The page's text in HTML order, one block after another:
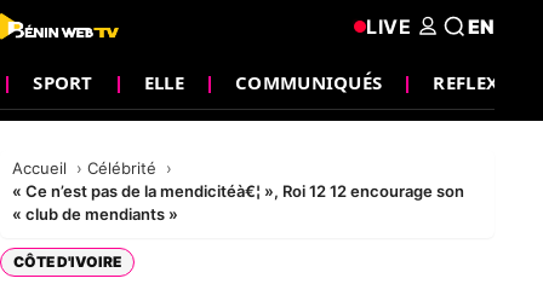
SPORT ELLE COMMUNIQUÉS REFLEXION
LIVE EN
Accueil
Célébrité
« Ce n’est pas de la mendicitéà€¦ », Roi 12 12 encourage son
« club de mendiants »
CÔTE D'IVOIRE